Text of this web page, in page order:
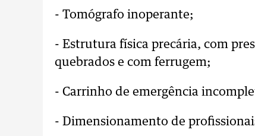
- Tomógrafo inoperante;
- Estrutura física precária, com
quebrados e com ferrugem;
- Carrinho de emergência
- Dimensionamento de